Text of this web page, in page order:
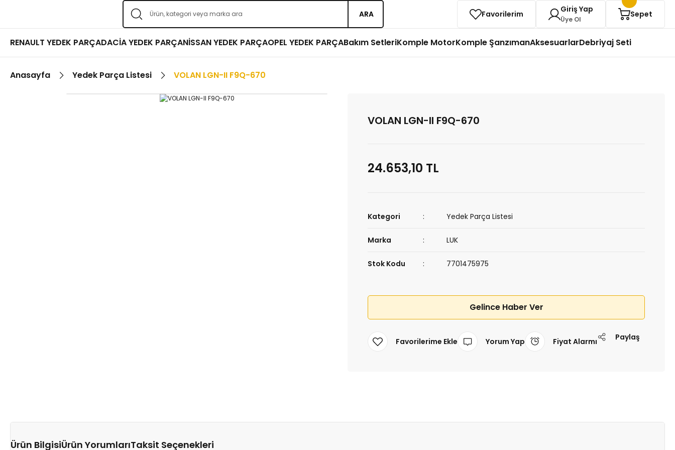
ARA Favorilerim Giriş Yap
Üye Ol
Sepet
RENAULT YEDEK PARÇADACİA YEDEK PARÇANİSSAN YEDEK PARÇAOPEL YEDEK PARÇABakım SetleriKomple MotorKomple ŞanzımanAksesuarlarDebriyaj Seti
Anasayfa Yedek Parça Listesi VOLAN LGN-II F9Q-670
VOLAN LGN-II F9Q-670
24.653,10 TL
Kategori Yedek Parça Listesi
Marka LUK
Stok Kodu 7701475975
Gelince Haber Ver
Yorum Yap Fiyat Alarmı Paylaş
Ürün BilgisiÜrün YorumlarıTaksit Seçenekleri